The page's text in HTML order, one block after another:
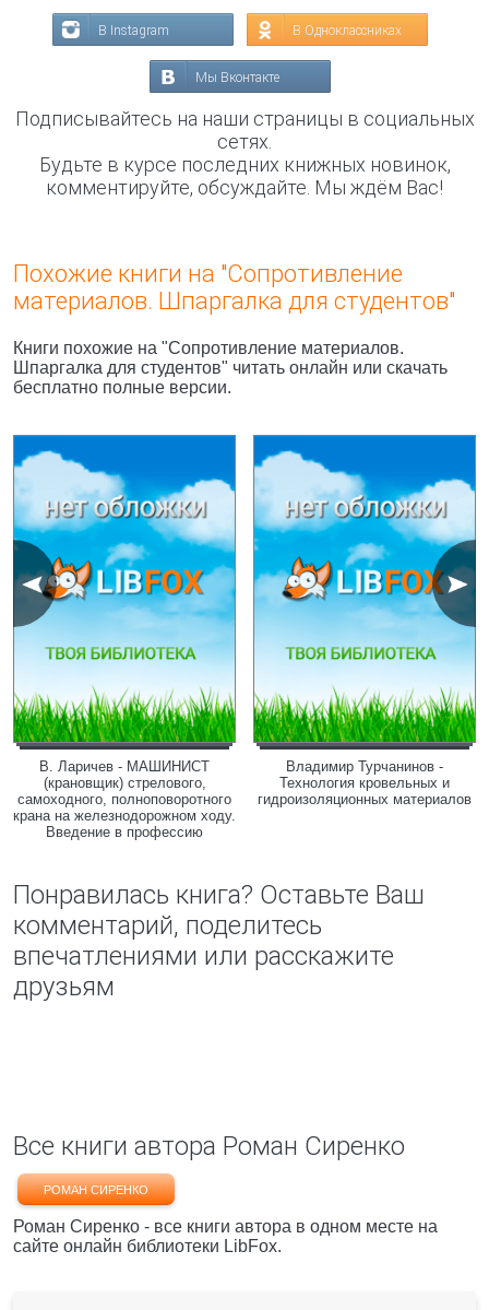
В Instagram В Одноклассниках
Мы Вконтакте
Подписывайтесь на наши страницы в социальных
сетях.
Будьте в курсе последних книжных новинок,
комментируйте, обсуждайте. Мы ждём Вас!
Похожие книги на "Сопротивление
материалов. Шпаргалка для студентов"
Книги похожие на "Сопротивление материалов.
Шпаргалка для студентов" читать онлайн или скачать
бесплатно полные версии.
В. Ларичев - МАШИНИСТ
(крановщик) стрелового,
самоходного, полноповоротного
крана на железнодорожном ходу.
Введение в профессию
Владимир Турчанинов -
Технология кровельных и
гидроизоляционных материалов
Понравилась книга? Оставьте Ваш
комментарий, поделитесь
впечатлениями или расскажите
друзьям
Все книги автора Роман Сиренко
РОМАН СИРЕНКО
Роман Сиренко - все книги автора в одном месте на
сайте онлайн библиотеки LibFox.